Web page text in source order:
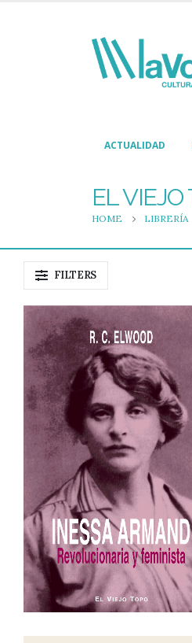
ACTUALIDAD
EL VIEJO
HOME LIBRERÍA
FILTERS